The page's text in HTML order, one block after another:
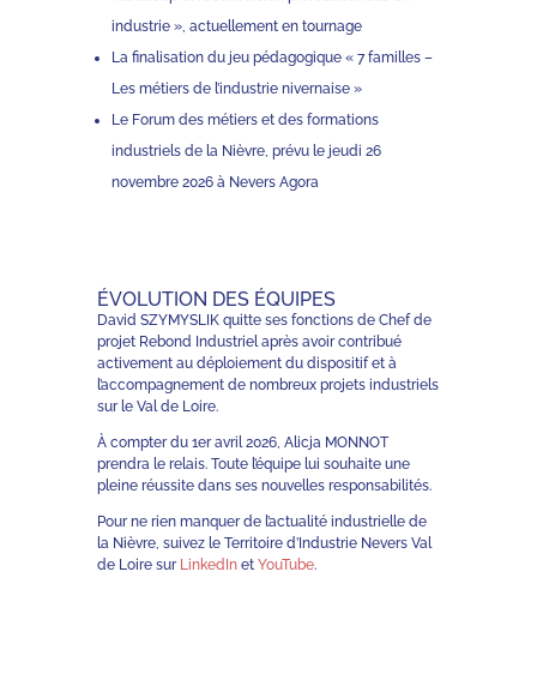
industrie », actuellement en tournage
La finalisation du jeu pédagogique « 7 familles –
Les métiers de l’industrie nivernaise »
Le Forum des métiers et des formations
industriels de la Nièvre, prévu le jeudi 26
novembre 2026 à Nevers Agora
ÉVOLUTION DES ÉQUIPES
David SZYMYSLIK quitte ses fonctions de Chef de
projet Rebond Industriel après avoir contribué
activement au déploiement du dispositif et à
l’accompagnement de nombreux projets industriels
sur le Val de Loire.
À compter du 1er avril 2026, Alicja MONNOT
prendra le relais. Toute l’équipe lui souhaite une
pleine réussite dans ses nouvelles responsabilités.
Pour ne rien manquer de l’actualité industrielle de
la Nièvre, suivez le Territoire d’Industrie Nevers Val
de Loire sur LinkedInet YouTube.